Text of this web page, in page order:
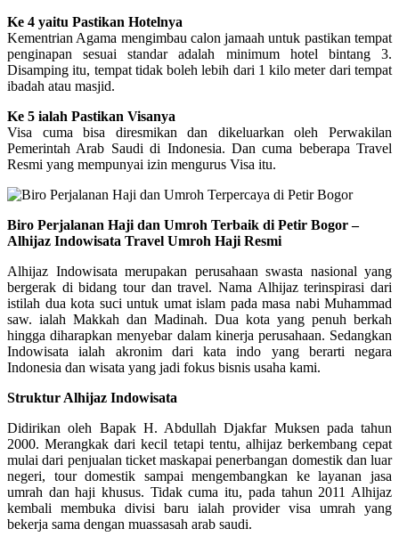
Ke 4 yaitu Pastikan Hotelnya
Kementrian Agama mengimbau calon jamaah untuk pastikan tempat
penginapan sesuai standar adalah minimum hotel bintang 3.
Disamping itu, tempat tidak boleh lebih dari 1 kilo meter dari tempat
ibadah atau masjid.
Ke 5 ialah Pastikan Visanya
Visa cuma bisa diresmikan dan dikeluarkan oleh Perwakilan
Pemerintah Arab Saudi di Indonesia. Dan cuma beberapa Travel
Resmi yang mempunyai izin mengurus Visa itu.
Biro Perjalanan Haji dan Umroh Terbaik di Petir Bogor –
Alhijaz Indowisata Travel Umroh Haji Resmi
Alhijaz Indowisata merupakan perusahaan swasta nasional yang
bergerak di bidang tour dan travel. Nama Alhijaz terinspirasi dari
istilah dua kota suci untuk umat islam pada masa nabi Muhammad
saw. ialah Makkah dan Madinah. Dua kota yang penuh berkah
hingga diharapkan menyebar dalam kinerja perusahaan. Sedangkan
Indowisata ialah akronim dari kata indo yang berarti negara
Indonesia dan wisata yang jadi fokus bisnis usaha kami.
Struktur Alhijaz Indowisata
Didirikan oleh Bapak H. Abdullah Djakfar Muksen pada tahun
2000. Merangkak dari kecil tetapi tentu, alhijaz berkembang cepat
mulai dari penjualan ticket maskapai penerbangan domestik dan luar
negeri, tour domestik sampai mengembangkan ke layanan jasa
umrah dan haji khusus. Tidak cuma itu, pada tahun 2011 Alhijaz
kembali membuka divisi baru ialah provider visa umrah yang
bekerja sama dengan muassasah arab saudi.